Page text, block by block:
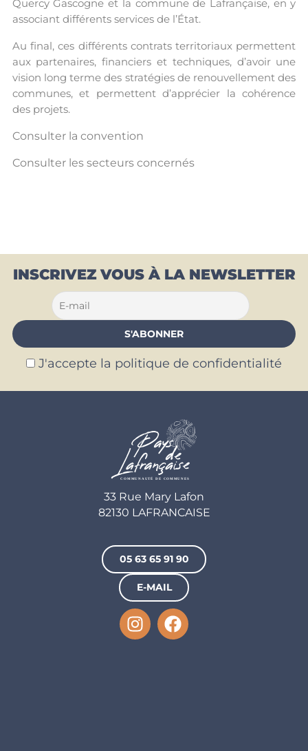
Quercy Gascogne et la commune de Lafrançaise, en y
associant différents services de l’État.
Au final, ces différents contrats territoriaux permettent
aux partenaires, financiers et techniques, d’avoir une
vision long terme des stratégies de renouvellement des
communes, et permettent d’apprécier la cohérence
des projets.
Consulter la convention
Consulter les secteurs concernés
INSCRIVEZ VOUS À LA NEWSLETTER
J'accepte la politique de confidentialité
33 Rue Mary Lafon
82130 LAFRANCAISE
05 63 65 91 90
E-MAIL